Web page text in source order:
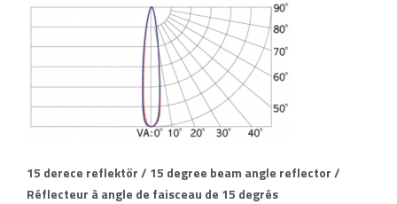
15 derece reflektör / 15 degree beam angle reflector /
Réflecteur à angle de faisceau de 15 degrés